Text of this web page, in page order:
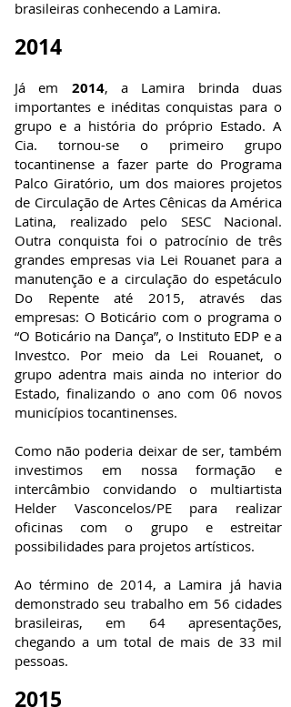
brasileiras conhecendo a Lamira.
2014
Já em 2014, a Lamira brinda duas
importantes e inéditas conquistas para o
grupo e a história do próprio Estado. A
Cia. tornou-se o primeiro grupo
tocantinense a fazer parte do Programa
Palco Giratório, um dos maiores projetos
de Circulação de Artes Cênicas da América
Latina, realizado pelo SESC Nacional.
Outra conquista foi o patrocínio de três
grandes empresas via Lei Rouanet para a
manutenção e a circulação do espetáculo
Do Repente até 2015, através das
empresas: O Boticário com o programa o
“O Boticário na Dança”, o Instituto EDP e a
Investco. Por meio da Lei Rouanet, o
grupo adentra mais ainda no interior do
Estado, finalizando o ano com 06 novos
municípios tocantinenses.
Como não poderia deixar de ser, também
investimos em nossa formação e
intercâmbio convidando o multiartista
Helder Vasconcelos/PE para realizar
oficinas com o grupo e estreitar
possibilidades para projetos artísticos.
Ao término de 2014, a Lamira já havia
demonstrado seu trabalho em 56 cidades
brasileiras, em 64 apresentações,
chegando a um total de mais de 33 mil
pessoas.
2015